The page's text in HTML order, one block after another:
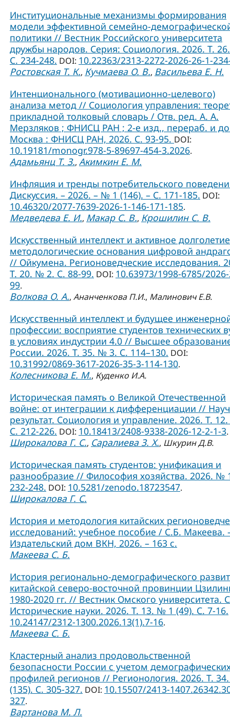
Институциональные механизмы формирования
модели эффективной семейно-
политики // Вестник Российского университета
дружбы народов. Серия: Социология. 2026. Т.
C. 234-248. DOI: 10.22363/2313-2272-2026-26-1-
Ростовская Т. К., Кучмаева О. В., Васильева Е. Н.
Интенционального (мотивационно-целевого)
анализа метод // Социология управления:
прикладной толковый словарь / Отв. ред. А. А.
Мерзляков ; ФНИСЦ РАН ; 2-е изд., перераб. и
Москва : ФНИСЦ РАН, 2026. С. 93-95. DOI:
10.19181/monogr.978-5-89697-454-3.2026.
Адамьянц Т. З., Акимкин Е. М.
Инфляция и тренды потребительского
Дискуссия. – 2026. – № 1 (146). – С. 171-185. DOI:
10.46320/2077-7639-2026-1-146-171-185.
Медведева Е. И., Макар С. В., Крошилин С. В.
Искусственный интеллект и активное
методологические основания цифровой
// Ойкумена. Регионоведческие исследования.
Т. 20. № 2. С. 88-99. DOI: 10.63973/1998-6785/
99.
Волкова О. А., Ананченкова П.И., Малинович Е.В.
Искусственный интеллект и будущее
профессии: восприятие студентов технических
в условиях индустрии 4.0 // Высшее
России. 2026. Т. 35. № 3. С. 114–130. DOI:
10.31992/0869-3617-2026-35-3-114-130.
Колесникова Е. М., Куденко И.А.
Историческая память о Великой Отечественной
войне: от интеграции к дифференциации //
результат. Социология и управление. 2026. Т.
С. 212-226. DOI: 10.18413/2408-9338-2026-12-2-1-3.
Широкалова Г. С., Саралиева З. Х., Шкурин Д.В.
Историческая память студентов: унификация и
разнообразие // Философия хозяйства. 2026. №
232-248. DOI: 10.5281/zenodo.18723547.
Широкалова Г. С.
История и методология китайских
исследований: учебное пособие / С.Б. Макеева.
Издательский дом ВКН, 2026. – 163 с.
Макеева С. Б.
История регионально-демографического
китайской северо-восточной провинции
1980-2020 гг. // Вестник Омского университета.
Исторические науки. 2026. Т. 13. № 1 (49). С. 7-16.
10.24147/2312-1300.2026.13(1).7-16.
Макеева С. Б.
Кластерный анализ продовольственной
безопасности России с учетом
профилей регионов // Регионология. 2026. Т.
(135). С. 305-327. DOI: 10.15507/2413-
327.
Вартанова М. Л.